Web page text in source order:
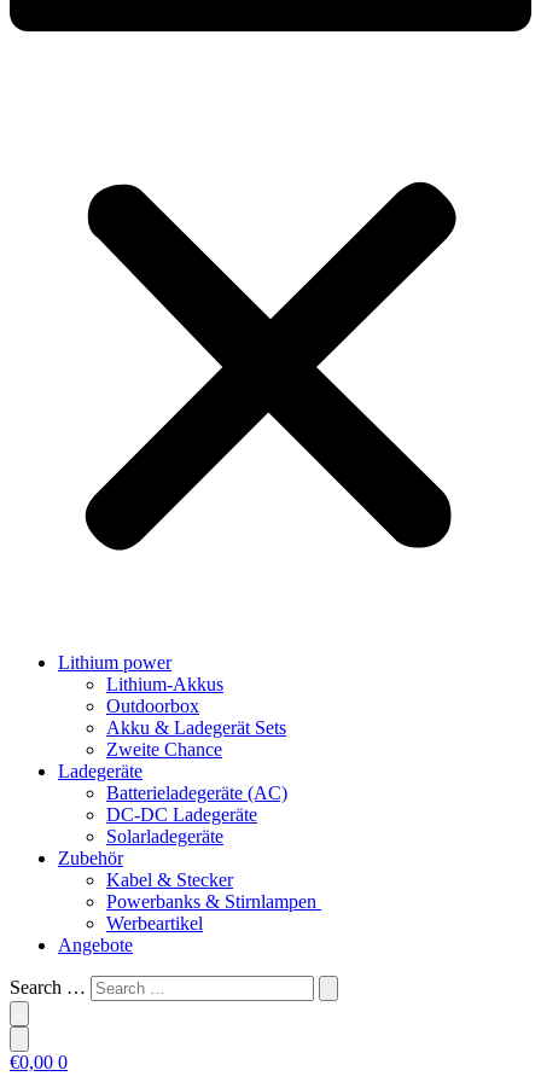
Lithium power
Lithium-Akkus
Outdoorbox
Akku & Ladegerät Sets
Zweite Chance
Ladegeräte
Batterieladegeräte (AC)
DC-DC Ladegeräte
Solarladegeräte
Zubehör
Kabel & Stecker
Powerbanks & Stirnlampen
Werbeartikel
Angebote
Search …
€0,00 0